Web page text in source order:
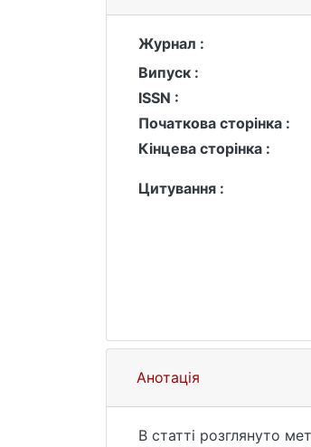
Журнал :
Випуск :
ISSN :
Початкова сторінка :
Кінцева сторінка :
Цитування :
Анотація
В статті розглянуто методичні підходи та послідовність дій із уточнення критеріїв достовірності, які використовують під час